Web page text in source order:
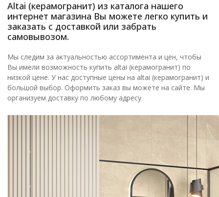
Altai (керамогранит) из каталога нашего
интернет магазина Вы можете легко купить и
заказать с доставкой или забрать
самовывозом.
Мы следим за актуальностью ассортимента и цен, чтобы
Вы имели возможность купить altai (керамогранит) по
низкой цене. У нас доступные цены на altai (керамогранит) и
большой выбор. Оформить заказ вы можете на сайте. Мы
организуем доставку по любому адресу.